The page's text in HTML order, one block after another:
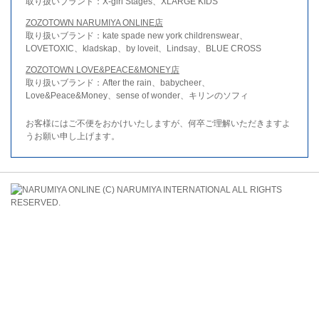
ZOZOTOWN NARUMIYA ONLINE店
取り扱いブランド：kate spade new york childrenswear、
LOVETOXIC、kladskap、by loveit、Lindsay、BLUE CROSS
ZOZOTOWN LOVE&PEACE&MONEY店
取り扱いブランド：After the rain、babycheer、
Love&Peace&Money、sense of wonder、キリンのソフィ
お客様にはご不便をおかけいたしますが、何卒ご理解いただきますよ
うお願い申し上げます。